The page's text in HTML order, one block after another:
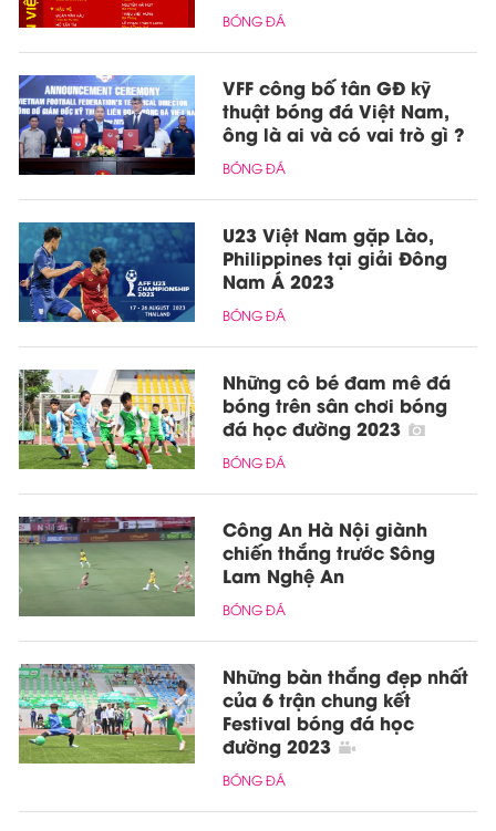
BÓNG ĐÁ
VFF công bố tân GĐ kỹ
thuật bóng đá Việt Nam,
ông là ai và có vai trò gì ?
BÓNG ĐÁ
U23 Việt Nam gặp Lào,
Philippines tại giải Đông
Nam Á 2023
BÓNG ĐÁ
Những cô bé đam mê đá
bóng trên sân chơi bóng
đá học đường 2023
BÓNG ĐÁ
Công An Hà Nội giành
chiến thắng trước Sông
Lam Nghệ An
BÓNG ĐÁ
Những bàn thắng đẹp nhất
của 6 trận chung kết
Festival bóng đá học
đường 2023
BÓNG ĐÁ